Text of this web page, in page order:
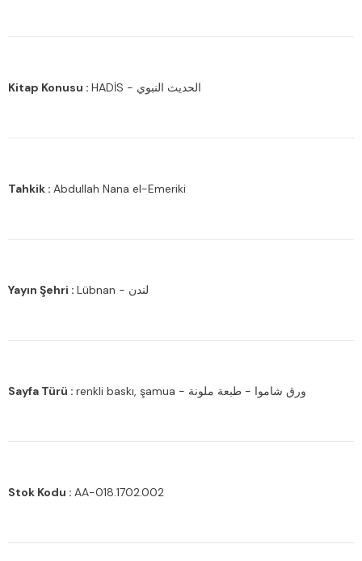
Kitap Konusu : HADİS - الحديث النبوي
Tahkik : Abdullah Nana el-Emeriki
Yayın Şehri : Lübnan - لندن
Sayfa Türü : renkli baskı, şamua - ورق شاموا - طبعة ملونة
Stok Kodu : AA-018.1702.002